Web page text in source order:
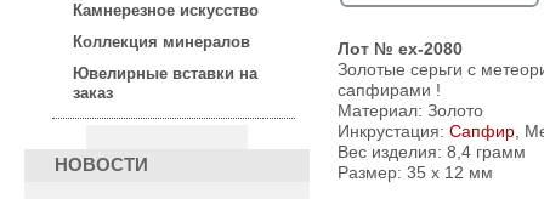
Камнерезное искусство
Коллекция минералов
Ювелирные вставки на
заказ
НОВОСТИ
Лот № ex-2080
Золотые серьги с
сапфирами !
Материал: Золото
Инкрустация: Сапфир,
Вес изделия: 8,4 грамм
Размер: 35 х 12 мм